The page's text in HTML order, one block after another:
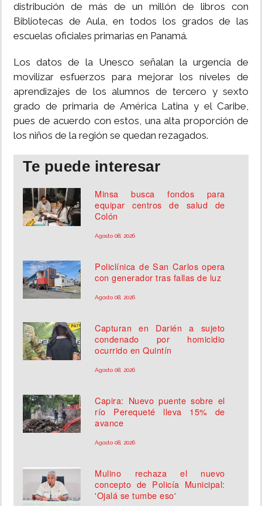
distribución de más de un millón de libros con
Bibliotecas de Aula, en todos los grados de las
escuelas oficiales primarias en Panamá.
Los datos de la Unesco señalan la urgencia de
movilizar esfuerzos para mejorar los niveles de
aprendizajes de los alumnos de tercero y sexto
grado de primaria de América Latina y el Caribe,
pues de acuerdo con estos, una alta proporción de
los niños de la región se quedan rezagados.
Te puede interesar
Minsa busca fondos para
equipar centros de salud de
Colón
Agosto 08, 2026
Policlínica de San Carlos opera
con generador tras fallas de luz
Agosto 08, 2026
Capturan en Darién a sujeto
condenado por homicidio
ocurrido en Quintín
Agosto 08, 2026
Capira: Nuevo puente sobre el
río Perequeté lleva 15% de
avance
Agosto 08, 2026
Mulino rechaza el nuevo
concepto de Policía Municipal:
'Ojalá se tumbe eso'